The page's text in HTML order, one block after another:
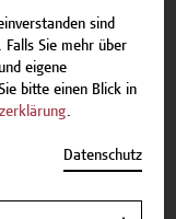
der Lage
19 Pandemie
professionelles
sind
Sie mehr über
eigene
bitte einen Blick in
.
Datenschutz